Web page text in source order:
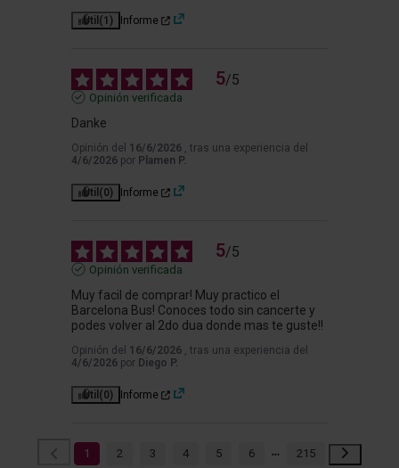
Útil (1) Informe
5/5
Opinión verificada
Danke
Opinión del 16/6/2026 , tras una experiencia del
4/6/2026 por Plamen P.
Útil (0) Informe
5/5
Opinión verificada
Muy facil de comprar! Muy practico el
Barcelona Bus! Conoces todo sin cancerte y
podes volver al 2do dua donde mas te guste!!
Opinión del 16/6/2026 , tras una experiencia del
4/6/2026 por Diego P.
Útil (0) Informe
1 2 3 4 5 6 215